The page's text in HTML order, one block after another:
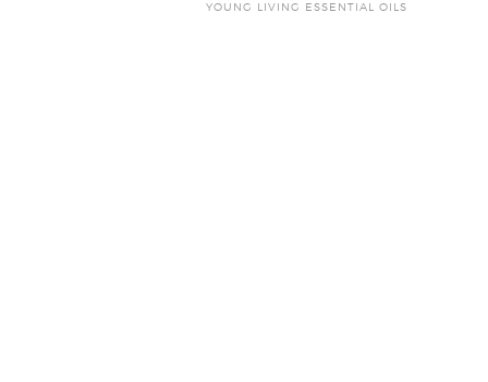
YOUNG LIVING ESSENTIAL OILS